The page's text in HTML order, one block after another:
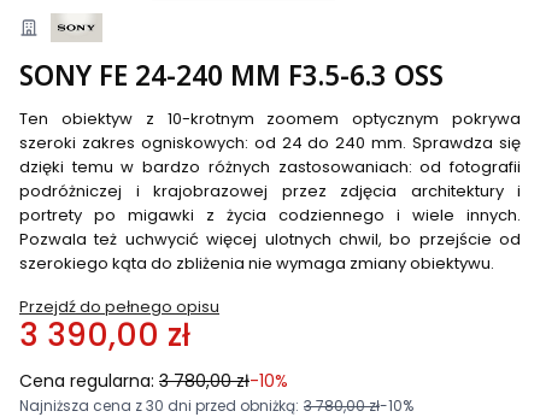
SONY FE 24-240 MM F3.5-6.3 OSS
Ten obiektyw z 10-krotnym zoomem optycznym pokrywa
szeroki zakres ogniskowych: od 24 do 240 mm. Sprawdza się
dzięki temu w bardzo różnych zastosowaniach: od fotografii
podróżniczej i krajobrazowej przez zdjęcia architektury i
portrety po migawki z życia codziennego i wiele innych.
Pozwala też uchwycić więcej ulotnych chwil, bo przejście od
szerokiego kąta do zbliżenia nie wymaga zmiany obiektywu.
Przejdź do pełnego opisu
3 390,00 zł
Cena regularna: 3 780,00 zł-10%
Najniższa cena z 30 dni przed obniżką: 3 780,00 zł-10%